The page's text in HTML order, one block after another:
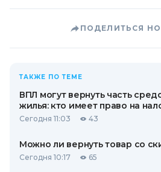
ПОДЕЛИТЬСЯ
ТАКЖЕ ПО ТЕМЕ
ВПЛ могут вернуть часть
жилья: кто имеет право на
Сегодня 11:03 43
Можно ли вернуть товар со
Сегодня 10:17 65